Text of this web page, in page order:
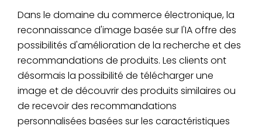
Dans le domaine du commerce électronique, la
reconnaissance d'image basée sur l'IA offre des
possibilités d'amélioration de la recherche et des
recommandations de produits. Les clients ont
désormais la possibilité de télécharger une
image et de découvrir des produits similaires ou
de recevoir des recommandations
personnalisées basées sur les caractéristiques